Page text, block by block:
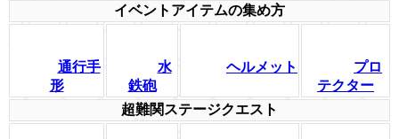
イベントアイテムの集め方
通行手
形
水
鉄砲
ヘルメット
プロ
テクター
超難関ステージクエスト